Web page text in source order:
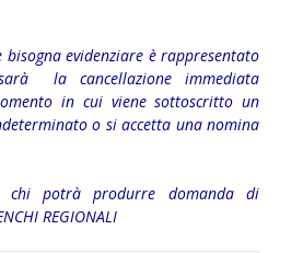
bisogna evidenziare è rappresentato
la cancellazione immediata
in cui viene sottoscritto un
o si accetta una nomina
chi potrà produrre domanda di
REGIONALI